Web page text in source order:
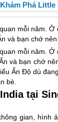
Khám Phá
mỗi năm.
và bạn chớ
mỗi năm.
và bạn chớ
Ấn Độ dù
bè.
tại
gian, hình